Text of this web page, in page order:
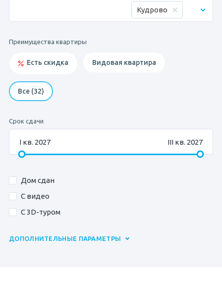
Кудрово
Срок сдачи
I кв. 2027 III кв. 2027
Дом сдан
С видео
С 3D-туром
Преимущества квартиры
Есть скидка Видовая квартира
Все (32)
ПАРАМЕТРЫ